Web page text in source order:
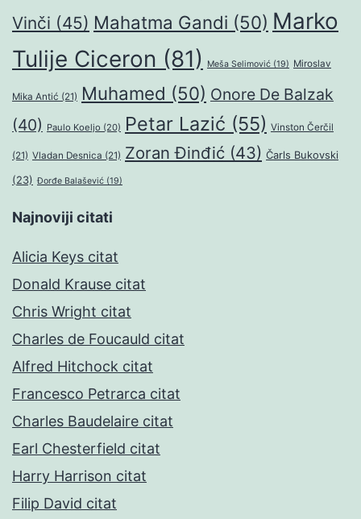
Vinči (45) Mahatma Gandi (50) Marko
Tulije Ciceron (81) Meša Selimović (19) Miroslav
Mika Antić (21) Muhamed (50) Onore De Balzak
(40) Paulo Koeljo (20) Petar Lazić (55) Vinston Čerčil
(21) Vladan Desnica (21) Zoran Đinđić (43) Čarls Bukovski
(23) Đorđe Balašević (19)
Najnoviji citati
Alicia Keys citat
Donald Krause citat
Chris Wright citat
Charles de Foucauld citat
Alfred Hitchock citat
Francesco Petrarca citat
Charles Baudelaire citat
Earl Chesterfield citat
Harry Harrison citat
Filip David citat